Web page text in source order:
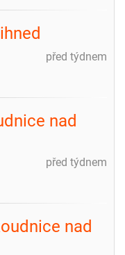
před týdnem
nad
před týdnem
nad